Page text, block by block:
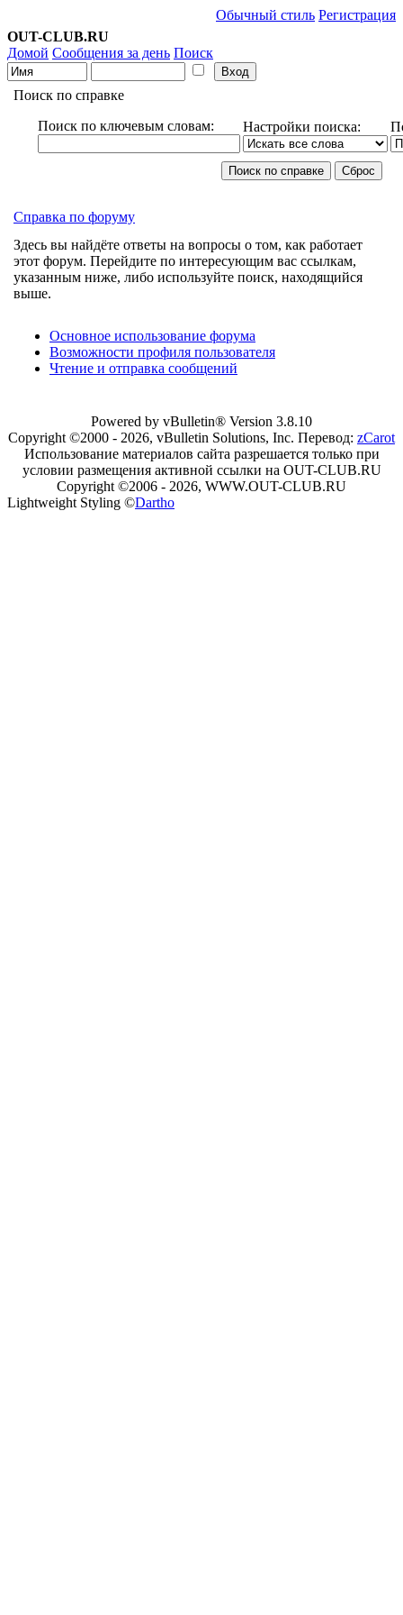
Обычный стиль Регистрация
OUT-CLUB.RU
Домой Сообщения за день Поиск
Поиск по справке
Поиск по ключевым словам:
Настройки поиска:
Справка по форуму
Здесь вы найдёте ответы на вопросы о том, как работает
этот форум. Перейдите по интересующим вас ссылкам,
указанным ниже, либо используйте поиск, находящийся
выше.
Основное использование форума
Возможности профиля пользователя
Чтение и отправка сообщений
Powered by vBulletin® Version 3.8.10
Copyright ©2000 - 2026, vBulletin Solutions, Inc. Перевод: zCarot
Использование материалов сайта разрешается только при
условии размещения активной ссылки на OUT-CLUB.RU
Copyright ©2006 - 2026, WWW.OUT-CLUB.RU
Lightweight Styling ©Dartho